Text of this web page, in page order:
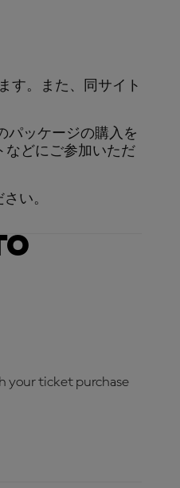
す。また、同サイト
パッケージの購入を
などにご参加いただ
い。
your ticket purchase